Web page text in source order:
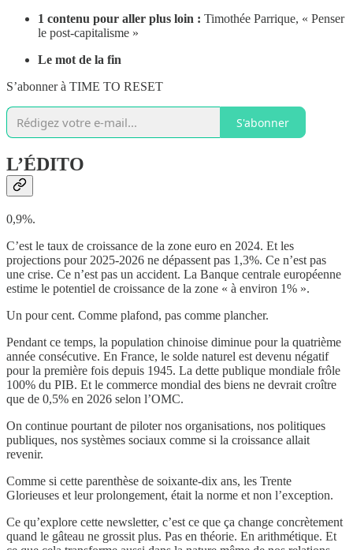
1 contenu pour aller plus loin : Timothée Parrique, « Penser
le post-capitalisme »
Le mot de la fin
S’abonner à TIME TO RESET
S'abonner
L’ÉDITO
0,9%.
C’est le taux de croissance de la zone euro en 2024. Et les
projections pour 2025-2026 ne dépassent pas 1,3%. Ce n’est pas
une crise. Ce n’est pas un accident. La Banque centrale européenne
estime le potentiel de croissance de la zone « à environ 1% ».
Un pour cent. Comme plafond, pas comme plancher.
Pendant ce temps, la population chinoise diminue pour la quatrième
année consécutive. En France, le solde naturel est devenu négatif
pour la première fois depuis 1945. La dette publique mondiale frôle
100% du PIB. Et le commerce mondial des biens ne devrait croître
que de 0,5% en 2026 selon l’OMC.
On continue pourtant de piloter nos organisations, nos politiques
publiques, nos systèmes sociaux comme si la croissance allait
revenir.
Comme si cette parenthèse de soixante-dix ans, les Trente
Glorieuses et leur prolongement, était la norme et non l’exception.
Ce qu’explore cette newsletter, c’est ce que ça change concrètement
quand le gâteau ne grossit plus. Pas en théorie. En arithmétique. Et